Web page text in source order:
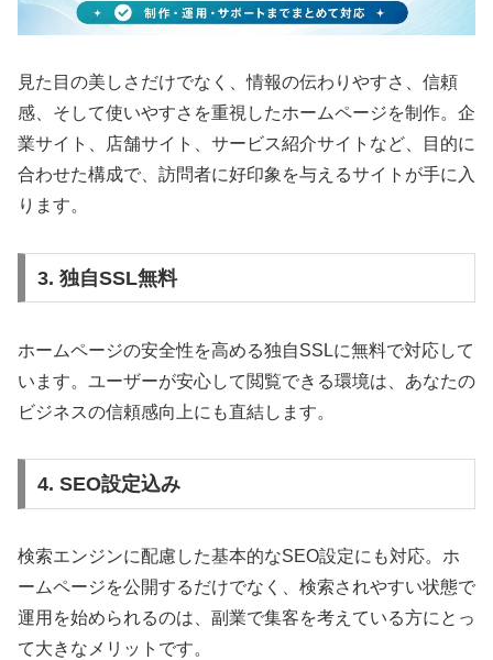
見た目の美しさだけでなく、情報の伝わりやすさ、信頼
感、そして使いやすさを重視したホームページを制作。企
業サイト、店舗サイト、サービス紹介サイトなど、目的に
合わせた構成で、訪問者に好印象を与えるサイトが手に入
ります。
3. 独自SSL無料
ホームページの安全性を高める独自SSLに無料で対応して
います。ユーザーが安心して閲覧できる環境は、あなたの
ビジネスの信頼感向上にも直結します。
4. SEO設定込み
検索エンジンに配慮した基本的なSEO設定にも対応。ホ
ームページを公開するだけでなく、検索されやすい状態で
運用を始められるのは、副業で集客を考えている方にとっ
て大きなメリットです。